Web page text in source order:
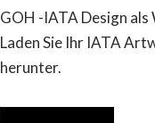
GOH -IATA Design als
Laden Sie Ihr IATA
herunter.